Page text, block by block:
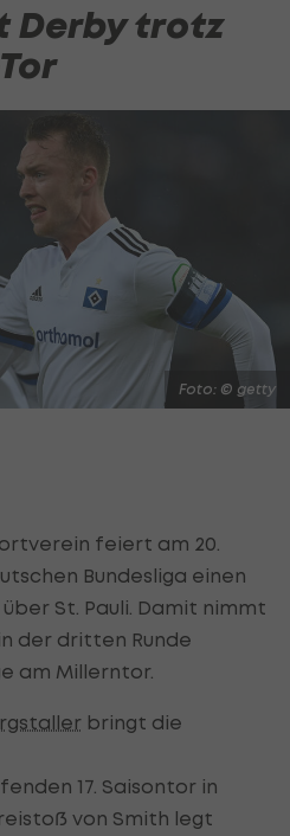
Derby trotz
Foto: © getty
feiert am 20.
Bundesliga einen
St. Pauli. Damit nimmt
der dritten Runde
am Millerntor.
bringt die
17. Saisontor in
von Smith legt